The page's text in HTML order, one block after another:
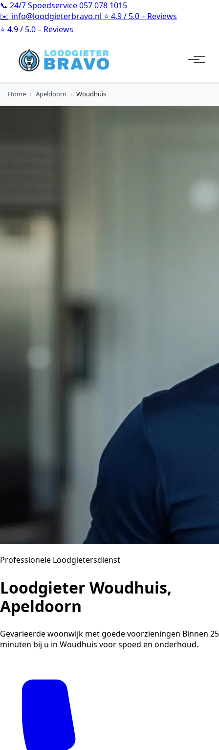
📞 24/7 Spoedservice057 078 1015
✉️ info@loodgieterbravo.nl ⭐ 4.9 / 5.0 – Reviews
⭐ 4.9 / 5.0 – Reviews
Home › Apeldoorn › Woudhuis
Professionele Loodgietersdienst
Loodgieter Woudhuis,
Apeldoorn
Gevarieerde woonwijk met goede voorzieningen Binnen 25
minuten bij u in Woudhuis voor spoed en onderhoud.